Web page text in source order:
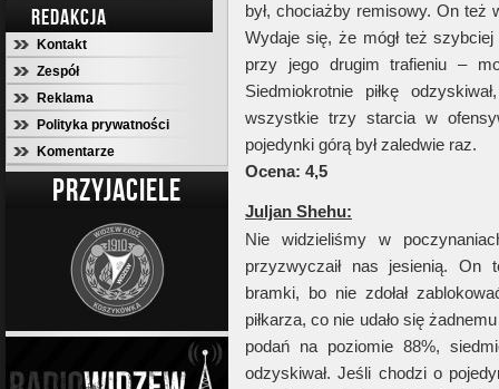
REDAKCJA
Kontakt
Zespół
Reklama
Polityka prywatności
Komentarze
PRZYJACIELE
był, chociażby remisowy. On też
Wydaje się, że mógł też
przy jego drugim trafieniu –
Siedmiokrotnie piłkę
wszystkie trzy starcia w
pojedynki górą był zaledwie raz.
Ocena: 4,5
Juljan Shehu:
Nie widzieliśmy w
przyzwyczaił nas jesienią.
bramki, bo nie zdołał
piłkarza, co nie udało się
podań na poziomie 88%,
odzyskiwał. Jeśli chodzi o